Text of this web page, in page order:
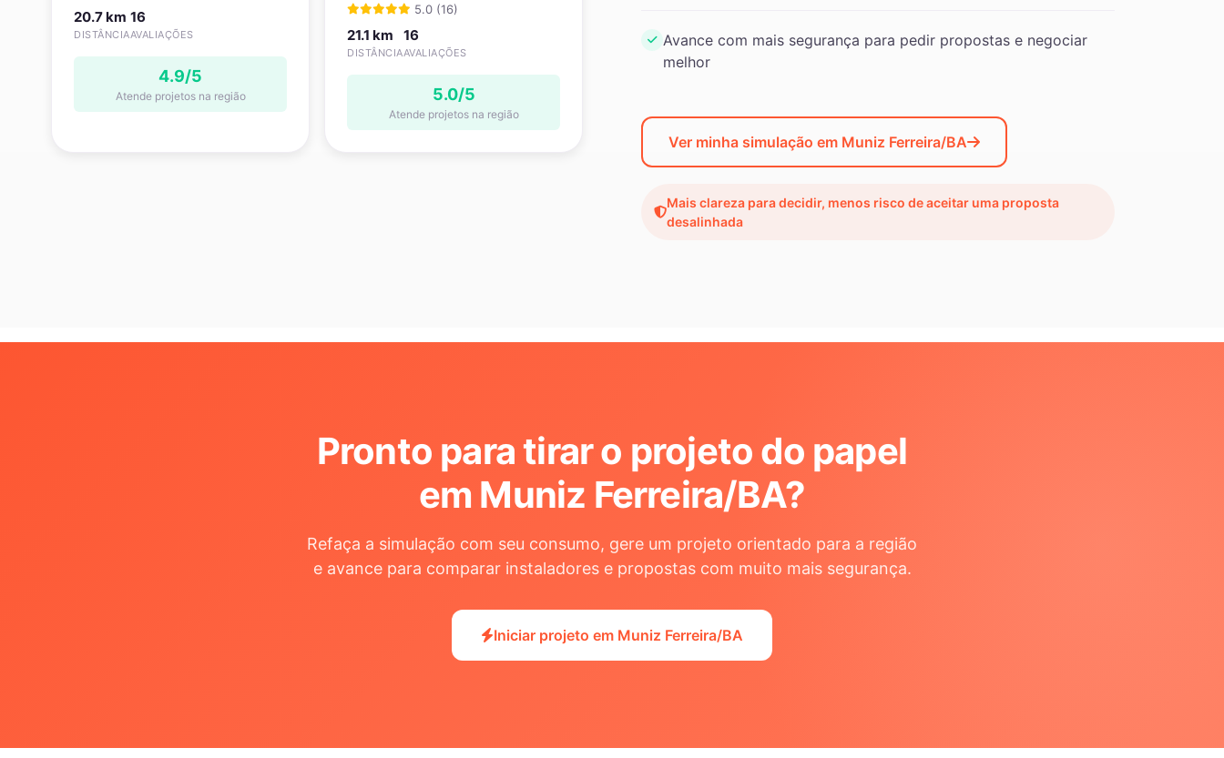
20.7 km
DISTÂNCIA
16
AVALIAÇÕES
4.9/5
Atende projetos na região
5.0 (16)
21.1 km
DISTÂNCIA
16
AVALIAÇÕES
5.0/5
Atende projetos na região
Avance com mais segurança para pedir propostas e negociar
melhor
Ver minha simulação em Muniz Ferreira/BA
Mais clareza para decidir, menos risco de aceitar uma proposta
desalinhada
Pronto para tirar o projeto do papel
em Muniz Ferreira/BA?
Refaça a simulação com seu consumo, gere um projeto orientado para a região
e avance para comparar instaladores e propostas com muito mais segurança.
Iniciar projeto em Muniz Ferreira/BA